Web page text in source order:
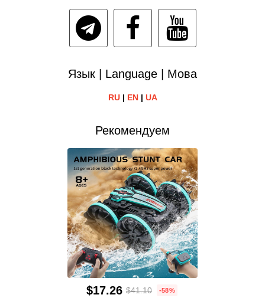
Язык | Language | Мова
RU| EN| UA
Рекомендуем
$17.26 $41.10 -58%